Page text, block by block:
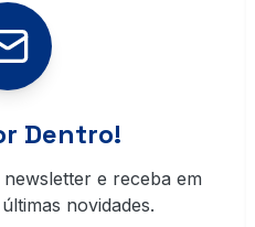
Dentro!
e receba em
novidades.